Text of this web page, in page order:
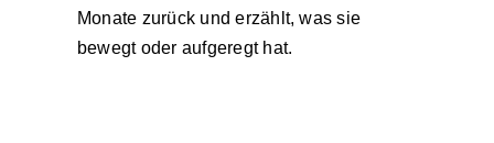
Monate zurück und erzählt, was sie
bewegt oder aufgeregt hat.